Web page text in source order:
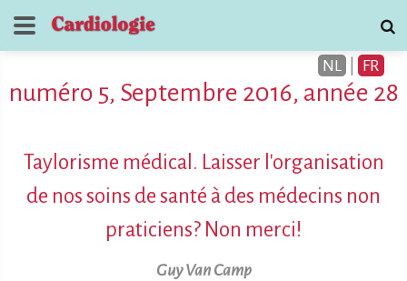
NL FR
numéro 5, Septembre 2016, année 28
Taylorisme médical. Laisser l'organisation
de nos soins de santé à des médecins non
praticiens? Non merci!
Guy Van Camp
Journal de
Cardiologie